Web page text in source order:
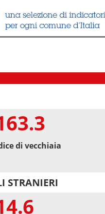
di vecchiaia
STRANIERI